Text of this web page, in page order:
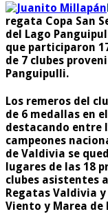
regata Copa San
del Lago
que participaron
de 7 clubes
Panguipulli.
Los remeros del
de 6 medallas en
destacando entre
campeones
de Valdivia se
lugares de las 18
clubes asistentes
Regatas Valdivia
Viento y Marea de